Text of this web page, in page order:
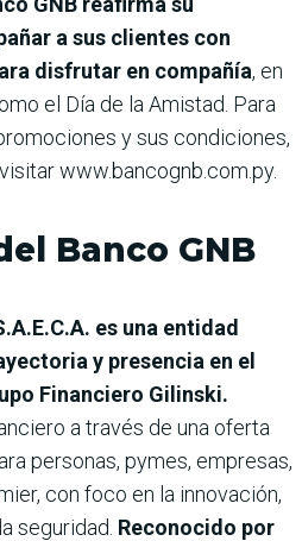
a sus clientes con
disfrutar en compañía, en
el Día de la Amistad. Para
y sus condiciones,
www.bancognb.com.py.
Banco GNB
es una entidad
y presencia en el
Financiero Gilinski.
a través de una oferta
personas, pymes, empresas,
con foco en la innovación,
seguridad. Reconocido por